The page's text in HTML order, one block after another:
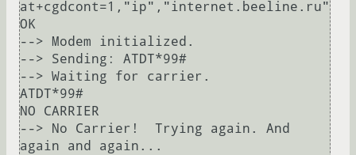
at+cgdcont=1,"ip","internet.beeline.ru"
OK
--> Modem initialized.
--> Sending: ATDT*99#
--> Waiting for carrier.
ATDT*99#
NO CARRIER
--> No Carrier!  Trying again. And
again and again...